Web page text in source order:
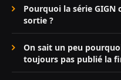
Pourquoi la série
sortie ?
On sait un peu
toujours pas publié la